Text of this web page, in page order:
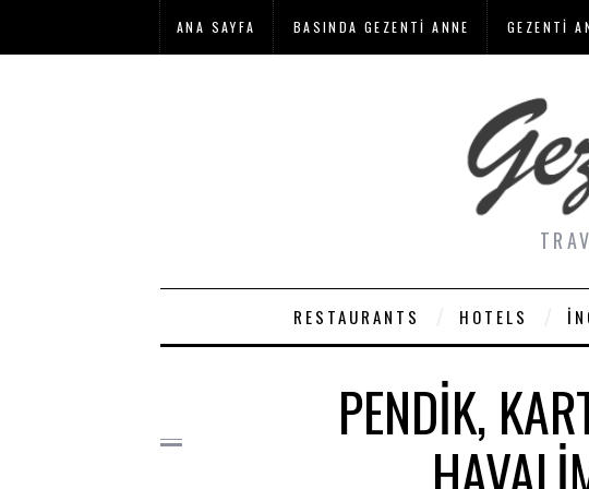
ANA SAYFA BASINDA GEZENTI ANNE GEZENTI
RESTAURANTS HOTELS
PENDIK,